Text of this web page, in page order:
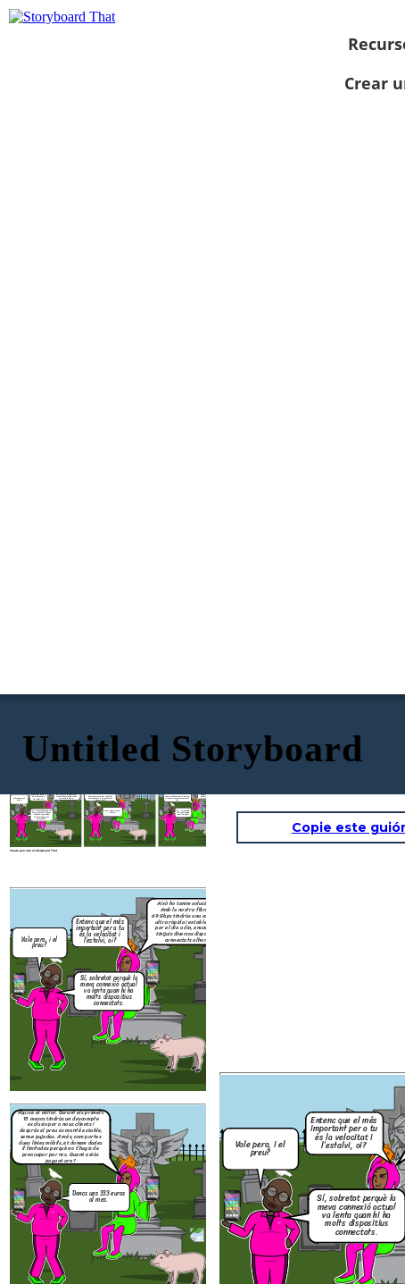
Crear
Untitled Storyboard
Create your own at Storyboard That
Doncs uns 333 euros
al mes.
il·limitades perquè no t’hagis de
preocupar per res. Quant estàs
pagant ara?
Bé… sí, sembla
que val la pena.
Com ho fem?
sense complicacions, sense que
et quedis sense servei ni un sol
dia.
Sí, sobretot perquè la
meva connexió actual
va lenta quan hi ha
molts dispositius
connectats.
important per a tu
és la velocitat i
l’estalvi, oi?
gaudir d’una millor
connexió?
per el dia a dia, encara que
tinguis diversos dispositius
connectats alhora.
Vale pero, i el
preu?
Create your own at Storyboard That
Sí, sobretot perquè la
meva connexió actual
va lenta quan hi ha
molts dispositius
connectats.
Entenc que el més
important per a tu
és la velocitat i
l’estalvi, oi?
Això ho tenim solucionat.
Amb la nostra fibra de
69 Gbps tindràs una connexió
ultra ràpida i estable, ideal
per el dia a dia, encara que
tinguis diversos dispositius
connectats alhora.
Vale pero, i el
preu?
Doncs uns 333 euros
al mes.
Aquí ve el millor. Durant els primers
15 mesos tindràs un descompte
exclusiu per a nous clients i
després el preu es manté estable,
sense pujades. A més, com portes
dues línies mòbils, et donem dades
il·limitades perquè no t’hagis de
preocupar per res. Quant estàs
pagant ara?
Bé… sí, sembla
que val la pena.
Com ho fem?
Aleshores, amb la nostra
oferta pagaràs 222 euros i
tindràs millor velocitat i dades
il·limitades. T’ho gestionem tot
sense complicacions, sense que
et quedis sense servei ni un sol
dia.
Em
sortiria molt
fer el
Vols que ho
ara mateix
puguis
gaudir
Copie este
Sí, sobretot perquè la
meva connexió actual
va lenta quan hi ha
molts dispositius
connectats.
Entenc que el més
important per a tu
és la velocitat i
l’estalvi, oi?
Vale pero, i el
preu?